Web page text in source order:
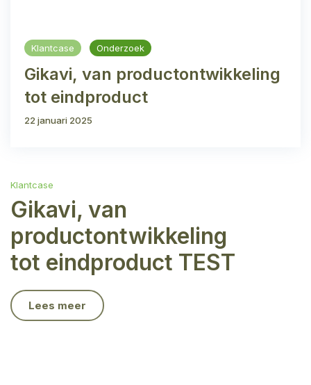
Klantcase Onderzoek
Gikavi, van productontwikkeling
tot eindproduct
22 januari 2025
Klantcase
Gikavi, van
productontwikkeling
tot eindproduct TEST
Lees meer